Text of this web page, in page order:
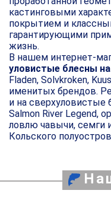
кастинговыми
покрытием и
гарантирующими
жизнь.
В нашем интернет-
уловистые блесны
Fladen, Solvkroken,
именитых брендов.
и на сверхуловистые
Salmon River Legend,
ловлю чавычи, семги
Кольского